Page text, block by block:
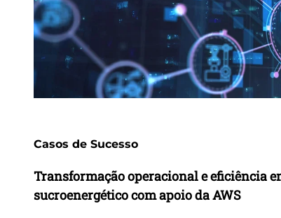
Casos de Sucesso
Transformação operacional e eficiência
sucroenergético com apoio da AWS